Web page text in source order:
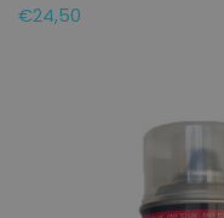
€24,50